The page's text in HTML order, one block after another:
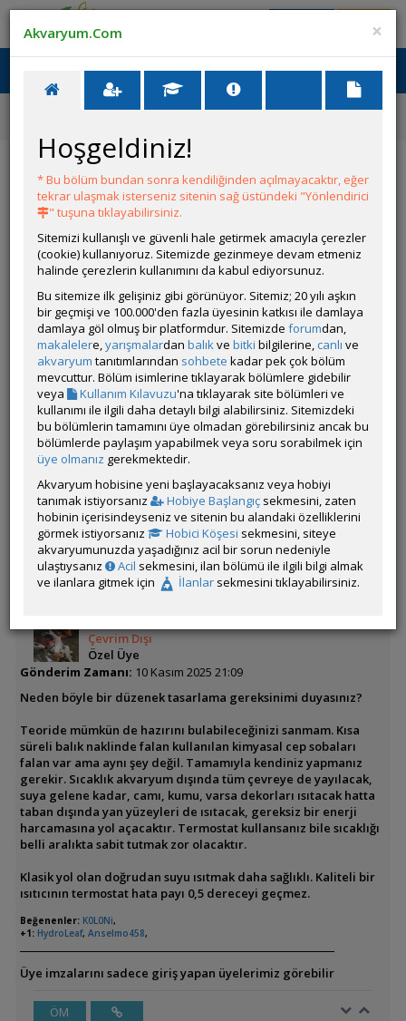
Ana Menü
Isıtma ve Soğutma Sistemleri
Akvaryumu Dışardan Isıtmak?
YANIT YAZ
mustafahancer
Çevrim Dışı
Gönderim Zamanı:10 Kasım 2025 19:40
Arkadaşlar araştırdım fakat bulamadım.
30 cm'lik bir akvaryumun içine ısıtıcı koymadan, altına bir PED
koyarak ısıtmak mümkün mü?
Demek istediğim bu PED, su 25 derece olunca çalışmayı
bırakacak.
Bu PED'in bir termostatı olacak fakat suyun İÇİNE girmeyecek?
Üye imzalarını sadece giriş yapan üyelerimiz görebilir
ÖM
Çevrim Dışı
Özel Üye
Gönderim Zamanı: 10 Kasım 2025 21:09
Neden böyle bir düzenek tasarlama gereksinimi duyasınız?
Teoride mümkün de hazırını bulabileceğinizi sanmam. Kısa
süreli balık naklinde falan kullanılan kimyasal cep sobaları
falan var ama aynı şey değil. Tamamıyla kendiniz yapmanız
gerekir. Sıcaklık akvaryum dışında tüm çevreye de yayılacak,
suya gelene kadar, camı, kumu, varsa dekorları ısıtacak hatta
taban dışında yan yüzeyleri de ısıtacak, gereksiz bir enerji
harcamasına yol açacaktır. Termostat kullansanız bile sıcaklığı
belli aralıkta sabit tutmak zor olacaktır.
Klasik yol olan doğrudan suyu ısıtmak daha sağlıklı. Kaliteli bir
ısıtıcının termostat hata payı 0,5 dereceyi geçmez.
Beğenenler: K0L0Ni,
+1: HydroLeaf, Anselmo458,
Üye imzalarını sadece giriş yapan üyelerimiz görebilir
ÖM
×
Akvaryum.Com
Hoşgeldiniz!
* Bu bölüm bundan sonra kendiliğinden açılmayacaktır, eğer
tekrar ulaşmak isterseniz sitenin sağ üstündeki "Yönlendirici
" tuşuna tıklayabilirsiniz.
Sitemizi kullanışlı ve güvenli hale getirmek amacıyla çerezler
(cookie) kullanıyoruz. Sitemizde gezinmeye devam etmeniz
halinde çerezlerin kullanımını da kabul ediyorsunuz.
Bu sitemize ilk gelişiniz gibi görünüyor. Sitemiz; 20 yılı aşkın
bir geçmişi ve 100.000'den fazla üyesinin katkısı ile damlaya
damlaya göl olmuş bir platformdur. Sitemizde forumdan,
makalelere,yarışmalardan balıkve bitki bilgilerine, canlı ve
akvaryum tanıtımlarından sohbete kadar pek çok bölüm
mevcuttur. Bölüm isimlerine tıklayarak bölümlere gidebilir
veya
Kullanım Kılavuzu'na tıklayarak site bölümleri ve
kullanımı ile ilgili daha detaylı bilgi alabilirsiniz. Sitemizdeki
bu bölümlerin tamamını üye olmadan görebilirsiniz ancak bu
bölümlerde paylaşım yapabilmek veya soru sorabilmek için
üye olmanız gerekmektedir.
Akvaryum hobisine yeni başlayacaksanız veya hobiyi
tanımak istiyorsanız
Hobiye Başlangıç sekmesini, zaten
hobinin içerisindeyseniz ve sitenin bu alandaki özelliklerini
görmek istiyorsanız
Hobici Köşesi sekmesini, siteye
akvaryumunuzda yaşadığınız acil bir sorun nedeniyle
ulaştıysanız
Acil sekmesini, ilan bölümü ile ilgili bilgi almak
ve ilanlara gitmek için
İlanlar sekmesini tıklayabilirsiniz.